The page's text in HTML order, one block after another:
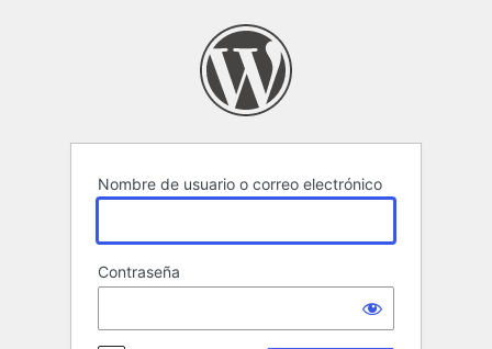
Nombre de usuario o correo electrónico
Contraseña